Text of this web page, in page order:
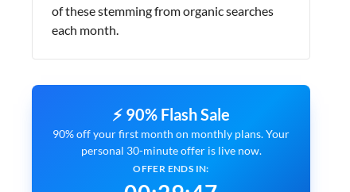
of these stemming from organic searches
each month.
⚡ 90% Flash Sale
90% off your first month on monthly plans. Your
personal 30-minute offer is live now.
OFFER ENDS IN: